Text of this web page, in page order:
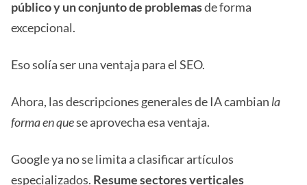
público y un conjunto de problemasde forma
excepcional.
Eso solía ser una ventaja para el SEO.
Ahora, las descripciones generales de IA cambian la
forma en quese aprovecha esa ventaja.
Google ya no se limita a clasificar artículos
especializados. Resume sectores verticales